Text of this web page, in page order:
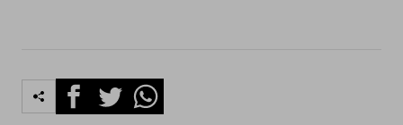
FacebookTwitterWhatsapp